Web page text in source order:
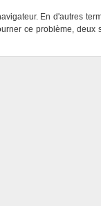
En d'autres
ce problème, deux